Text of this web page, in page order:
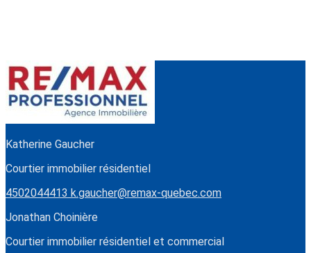
Katherine Gaucher
Courtier immobilier résidentiel
4502044413 k.gaucher@remax-quebec.com
Jonathan Choinière
Courtier immobilier résidentiel et commercial